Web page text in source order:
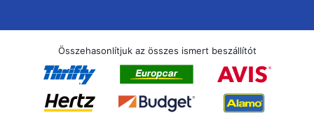
Összehasonlítjuk az összes ismert beszállítót